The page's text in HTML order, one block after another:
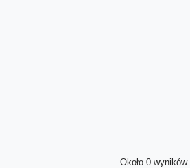
Około 0 wyników